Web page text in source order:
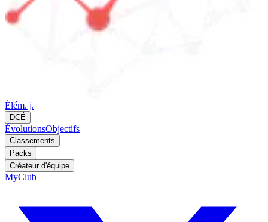
Élém. j.
DCÉ
ÉvolutionsObjectifs
Classements
Packs
Créateur d'équipe
MyClub